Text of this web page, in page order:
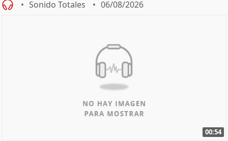
Sonido Totales 06/08/2026
00:54